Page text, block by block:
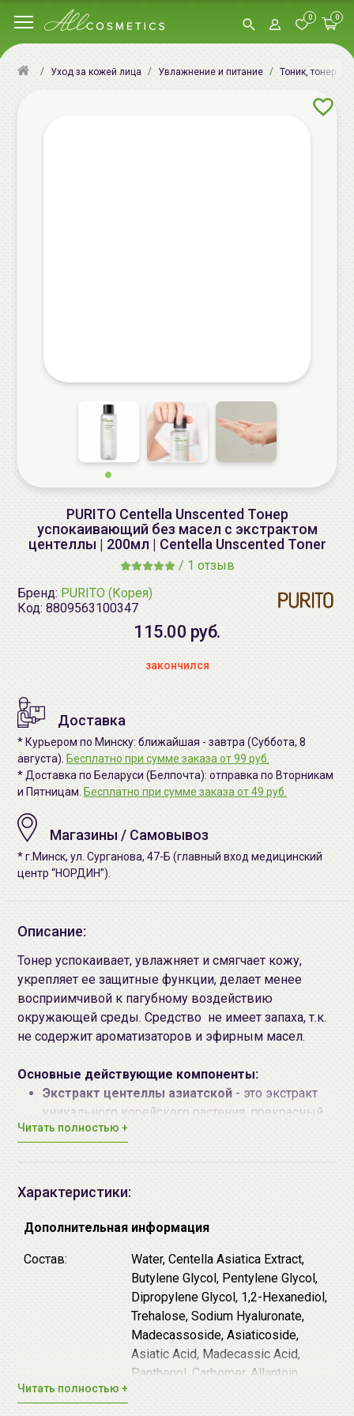
0 0
Уход за кожей лица Увлажнение и питание Тоник, тонер
PURITO Centella Unscented Тонер
успокаивающий без масел с экстрактом
центеллы | 200мл | Centella Unscented Toner
/ 1 отзыв
Бренд: PURITO (Корея)
Код: 8809563100347
115.00 руб.
закончился
Доставка
* Курьером по Минску: ближайшая - завтра (Суббота, 8
августа). Бесплатно при сумме заказа от 99 руб.
* Доставка по Беларуси (Белпочта): отправка по Вторникам
и Пятницам. Бесплатно при сумме заказа от 49 руб.
Магазины / Самовывоз
* г.Минск, ул. Сурганова, 47-Б (главный вход медицинский
центр “НОРДИН”).
Описание:
Тонер успокаивает, увлажняет и смягчает кожу,
укрепляет ее защитные функции, делает менее
восприимчивой к пагубному воздействию
окружающей среды. Средство не имеет запаха, т.к.
не содержит ароматизаторов и эфирным масел.
Основные действующие компоненты:
Экстракт центеллы азиатской - это экстракт
уникального корейского растения, прекрасный
антиоксидант, обладающий эффективным
эластичность и упругость, т.к. улучшает
коллагена в глубоких слоях кожи:
30%. Кроме того экстракт центеллы оказывает
антисептический, противовоспалительный
эффект, стимулирует процессы заживления и
регенерации кожи.
восстанавливает поврежденные
ткани и увлажняет глубокие слои кожи, обладает
мощным восстанавливающим и заживляющим
действием, а также уменьшает воспаления и
Читать полностью +
Характеристики:
Дополнительная информация
Состав:
Water, Centella Asiatica Extract,
Butylene Glycol, Pentylene Glycol,
Dipropylene Glycol, 1,2-Hexanediol,
Trehalose, Sodium Hyaluronate,
Madecassoside, Asiaticoside,
Asiatic Acid, Madecassic Acid,
Panthenol, Carbomer, Allantoin,
Читать полностью +